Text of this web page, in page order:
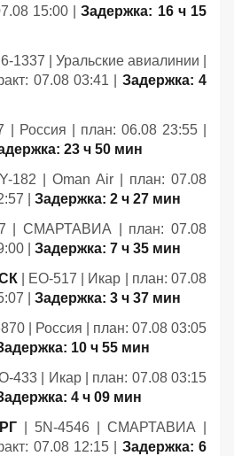
15:00 |Задержка: 16 ч 15
1337 | Уральские авиалинии |
07.08 03:41 | Задержка: 4
| Россия | план: 06.08 23:55 |
23 ч 50 мин
182 | Oman Air | план: 07.08
| Задержка: 2 ч 27 мин
| СМАРТАВИА | план: 07.08
| Задержка: 7 ч 35 мин
| EO-517 | Икар | план: 07.08
| Задержка: 3 ч 37 мин
| Россия | план: 07.08 03:05
10 ч 55 мин
433 | Икар | план: 07.08 03:15
4 ч 09 мин
| 5N-4546 | СМАРТАВИА |
07.08 12:15 | Задержка: 6